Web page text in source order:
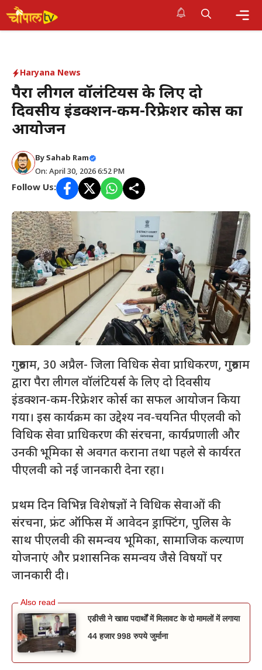
Skip
to
Haryana News
पैरा लीगल वॉलंटियर्स के लिए दो
दिवसीय इंडक्शन-कम-रिफ्रेशर कोर्स का
आयोजन
By Sahab Ram
On: April 30, 2026 6:52 PM
Follow Us:
गुरुग्राम, 30 अप्रैल- जिला विधिक सेवा प्राधिकरण, गुरुग्राम
द्वारा पैरा लीगल वॉलंटियर्स के लिए दो दिवसीय
इंडक्शन-कम-रिफ्रेशर कोर्स का सफल आयोजन किया
गया। इस कार्यक्रम का उद्देश्य नव-चयनित पीएलवी को
विधिक सेवा प्राधिकरण की संरचना, कार्यप्रणाली और
उनकी भूमिका से अवगत कराना तथा पहले से कार्यरत
पीएलवी को नई जानकारी देना रहा।
प्रथम दिन विभिन्न विशेषज्ञों ने विधिक सेवाओं की
संरचना, फ्रंट ऑफिस में आवेदन ड्राफ्टिंग, पुलिस के
साथ पीएलवी की समन्वय भूमिका, सामाजिक कल्याण
योजनाएं और प्रशासनिक समन्वय जैसे विषयों पर
जानकारी दी।
एडीसी ने खाद्य पदार्थों में मिलावट के दो मामलों में लगाया
44 हजार 998 रुपये जुर्माना